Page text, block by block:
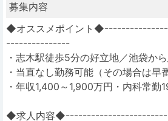
募集内容
◆オススメポイント
---------------
・志木駅徒歩5分の好立地／池袋か
・当直なし勤務可能（その場合は早
・年収1,400～1,900万円・内科常勤
◆求人内容